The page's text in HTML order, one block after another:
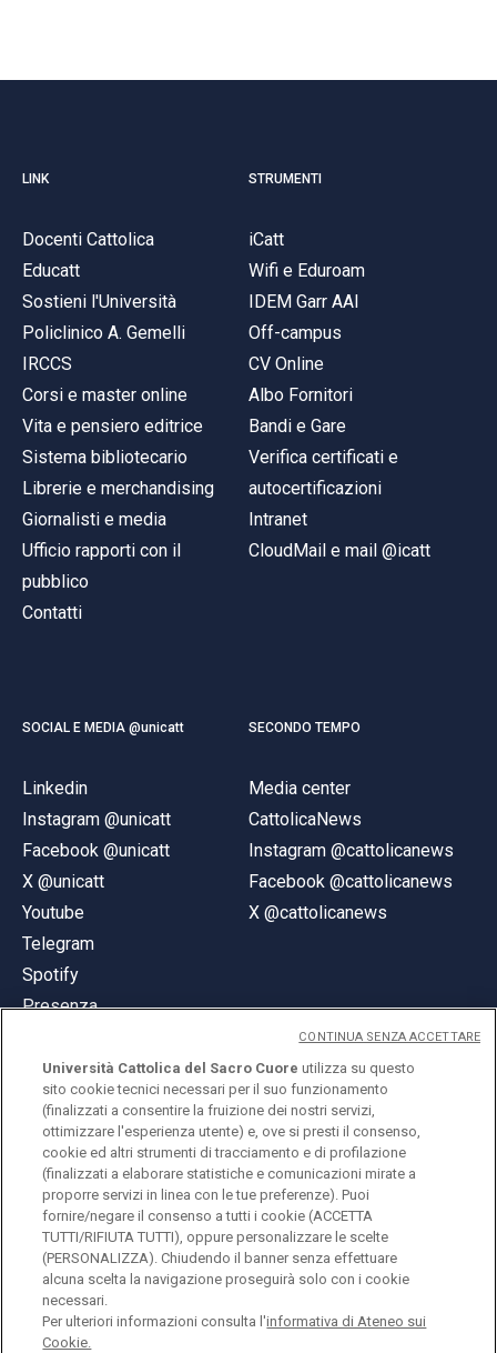
LINK
Docenti Cattolica
Educatt
Sostieni l'Università
Policlinico A. Gemelli
IRCCS
Corsi e master online
Vita e pensiero editrice
Sistema bibliotecario
Librerie e merchandising
Giornalisti e media
Ufficio rapporti con il
pubblico
Contatti
STRUMENTI
iCatt
Wifi e Eduroam
IDEM Garr AAI
Off-campus
CV Online
Albo Fornitori
Bandi e Gare
Verifica certificati e
autocertificazioni
Intranet
CloudMail e mail @icatt
SOCIAL E MEDIA @unicatt
Linkedin
Instagram @unicatt
Facebook @unicatt
X @unicatt
Youtube
Telegram
Spotify
Presenza
SECONDO TEMPO
Media center
CattolicaNews
Instagram @cattolicanews
Facebook @cattolicanews
X @cattolicanews
© Università Cattolica del Sacro Cuore
Largo A. Gemelli 1, 20123 Milano
PI 02133120150
ENGLISH
Università Cattolica del Sacro Cuore utilizza su questo
sito cookie tecnici necessari per il suo funzionamento
(finalizzati a consentire la fruizione dei nostri servizi,
ottimizzare l'esperienza utente) e, ove si presti il consenso,
cookie ed altri strumenti di tracciamento e di profilazione
(finalizzati a elaborare statistiche e comunicazioni mirate a
proporre servizi in linea con le tue preferenze). Puoi
fornire/negare il consenso a tutti i cookie (ACCETTA
TUTTI/RIFIUTA TUTTI), oppure personalizzare le scelte
(PERSONALIZZA). Chiudendo il banner senza effettuare
alcuna scelta la navigazione proseguirà solo con i cookie
necessari.
Per ulteriori informazioni consulta l'informativa di Ateneo sui
Cookie.
CONTINUA SENZA ACCETTARE